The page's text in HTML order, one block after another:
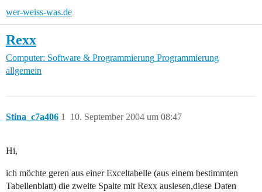
wer-weiss-was.de
Rexx
Computer: Software & Programmierung Programmierung
allgemein
Stina_c7a406 10. September 2004 um 08:47
1
Hi,
ich möchte geren aus einer Exceltabelle (aus einem bestimmten
Tabellenblatt) die zweite Spalte mit Rexx auslesen,diese Daten